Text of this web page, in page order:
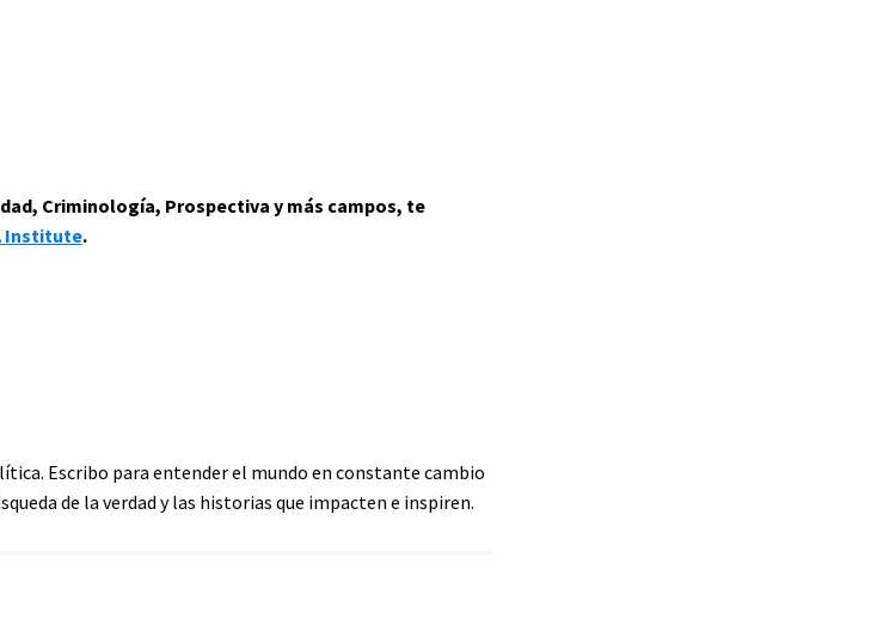
Criminología, Prospectiva y más campos, te
Institute.
Escribo para entender el mundo en constante cambio
de la verdad y las historias que impacten e inspiren.